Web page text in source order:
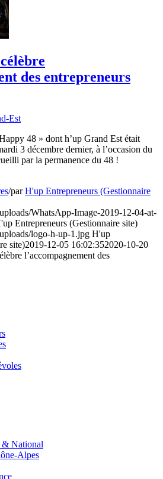
des entrepreneurs
Est
48 » dont h’up Grand Est était
3 décembre dernier, à l’occasion du
par la permanence du 48 !
/parH'up Entrepreneurs (Gestionnaire
WhatsApp-Image-2019-12-04-at-
Entrepreneurs (Gestionnaire site)
logo-h-up-1.jpg H'up
site)2019-12-05 16:02:352020-10-20
l’accompagnement des
& National
Alpes